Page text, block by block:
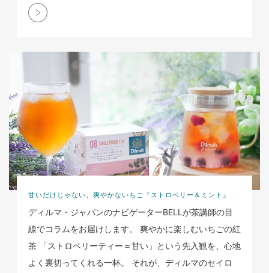
甘いだけじゃない、爽やかないちご『ストロベリー＆ミント』
ディルマ・ジャパンのナビゲーターBELLが茶講師の目
線でコラムをお届けします。 爽やかに楽しむいちごの紅
茶 「ストロベリーティー＝甘い」という先入観を、心地
よく裏切ってくれる一杯。 それが、ディルマのセイロ